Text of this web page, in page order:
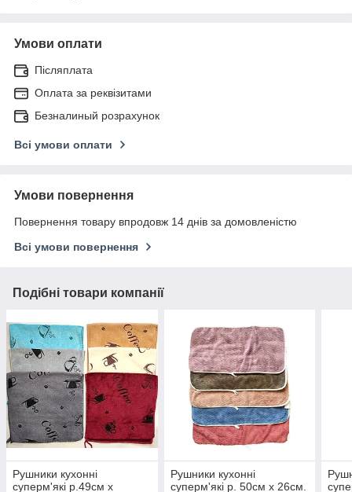
Умови оплати
Післяплата
Оплата за реквізитами
Безналиный розрахунок
Всі умови оплати
Умови повернення
Повернення товару впродовж 14 днів за домовленістю
Всі умови повернення
Подібні товари компанії
Рушники кухонні
суперм'які р.49см х
Рушники кухонні
суперм'які р. 50см х 26см.